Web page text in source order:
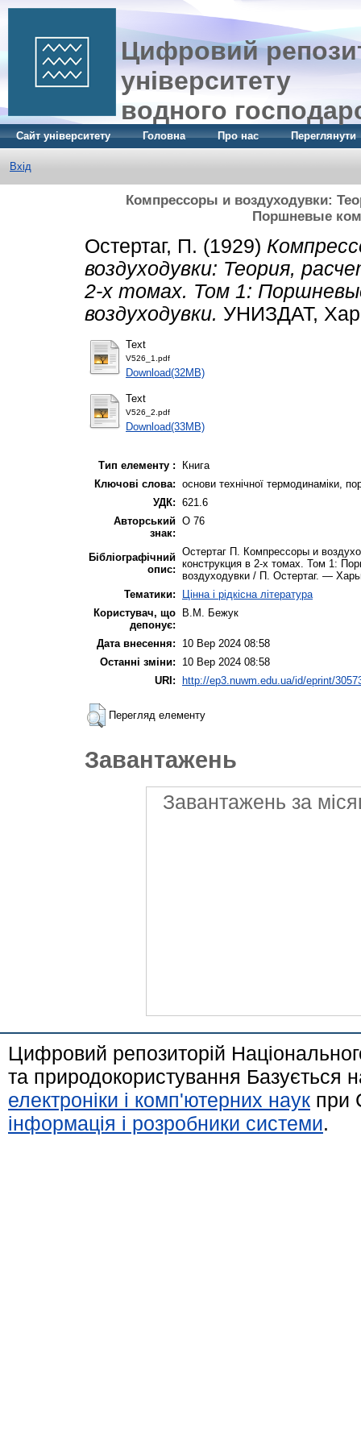
Цифровий
університету
водного
Сайт університету Головна Про нас Переглянути
Вхід
Компрессоры и воздуходувки:
Поршневые
Остертаг, П. (1929)
воздуходувки: Теория,
2-х томах. Том 1:
воздуходувки. УНИЗДАТ,
Text
V526_1.pdf
Download(32MB)
Text
V526_2.pdf
Download(33MB)
Тип елементу :
Книга
Ключові слова: основи технічної термодинаміки,
УДК: 621.6
Авторський
знак:
О 76
Бібліографічний
опис:
Остертаг П. Компрессоры и
конструкция в 2-х томах. Том 1:
воздуходувки / П. Остертаг. —
Тематики:
Цінна і рідкісна література
Користувач, що
депонує:
В.М. Бежук
Дата внесення:
10 Вер 2024 08:58
Останні зміни:
10 Вер 2024 08:58
URI:
http://ep3.nuwm.edu.ua/id/eprint/
Перегляд елементу
Завантажень
Завантажень за
Цифровий репозиторій
та природокористування Базується
електроніки і комп'ютерних наук при
інформація і розробники системи.